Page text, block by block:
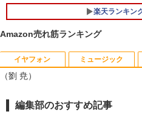
楽天ランキン
1
[新品]文豪
￥22,264
Amazon売れ筋ランキング
イヤフォン
Anker
ミュージック
BRUCE
[Explicit]
【
ET ラベルレ
薬屋のひと
ンガンコミッ
（劉 尭）
編集部のおすすめ記事